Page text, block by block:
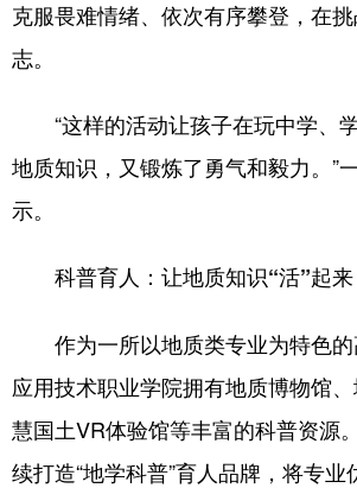
克服畏难情绪、依次有序攀登，在
志。
“这样的活动让孩子在玩中学、
地质知识，又锻炼了勇气和毅力。”
示。
科普育人：让地质知识“活”起来
作为一所以地质类专业为特色
应用技术职业学院拥有地质博物馆
慧国土VR体验馆等丰富的科普资源
续打造“地学科普”育人品牌，将专